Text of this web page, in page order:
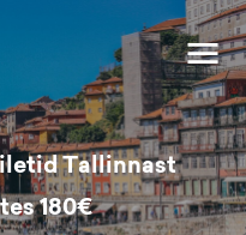
Tallinnast
180€